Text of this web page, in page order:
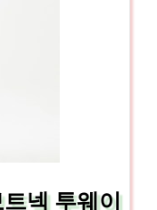
넥 투웨이